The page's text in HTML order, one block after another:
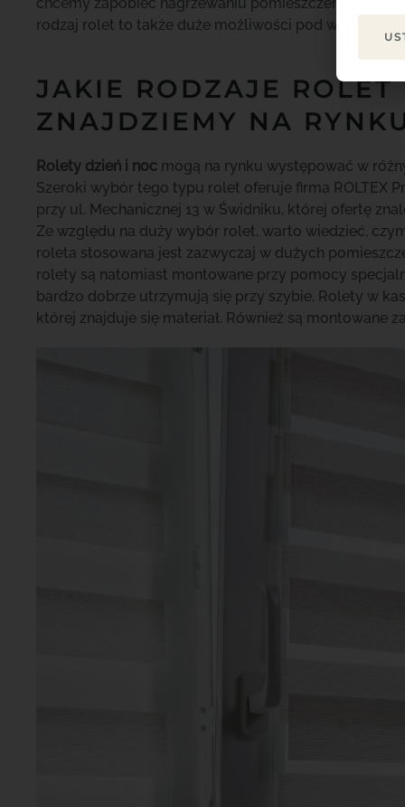
rodzaj rolet to także duże możliwości pod względem
JAKIE RODZAJE
ZNAJDZIEMY NA
Rolety dzień i noc mogą na rynku występować w
Szeroki wybór tego typu rolet oferuje firma ROLTEX
przy ul. Mechanicznej 13 w Świdniku, której ofertę
Ze względu na duży wybór rolet, warto wiedzieć,
roleta stosowana jest zazwyczaj w dużych
rolety są natomiast montowane przy pomocy
bardzo dobrze utrzymują się przy szybie. Rolety w
której znajduje się materiał. Również są montowane